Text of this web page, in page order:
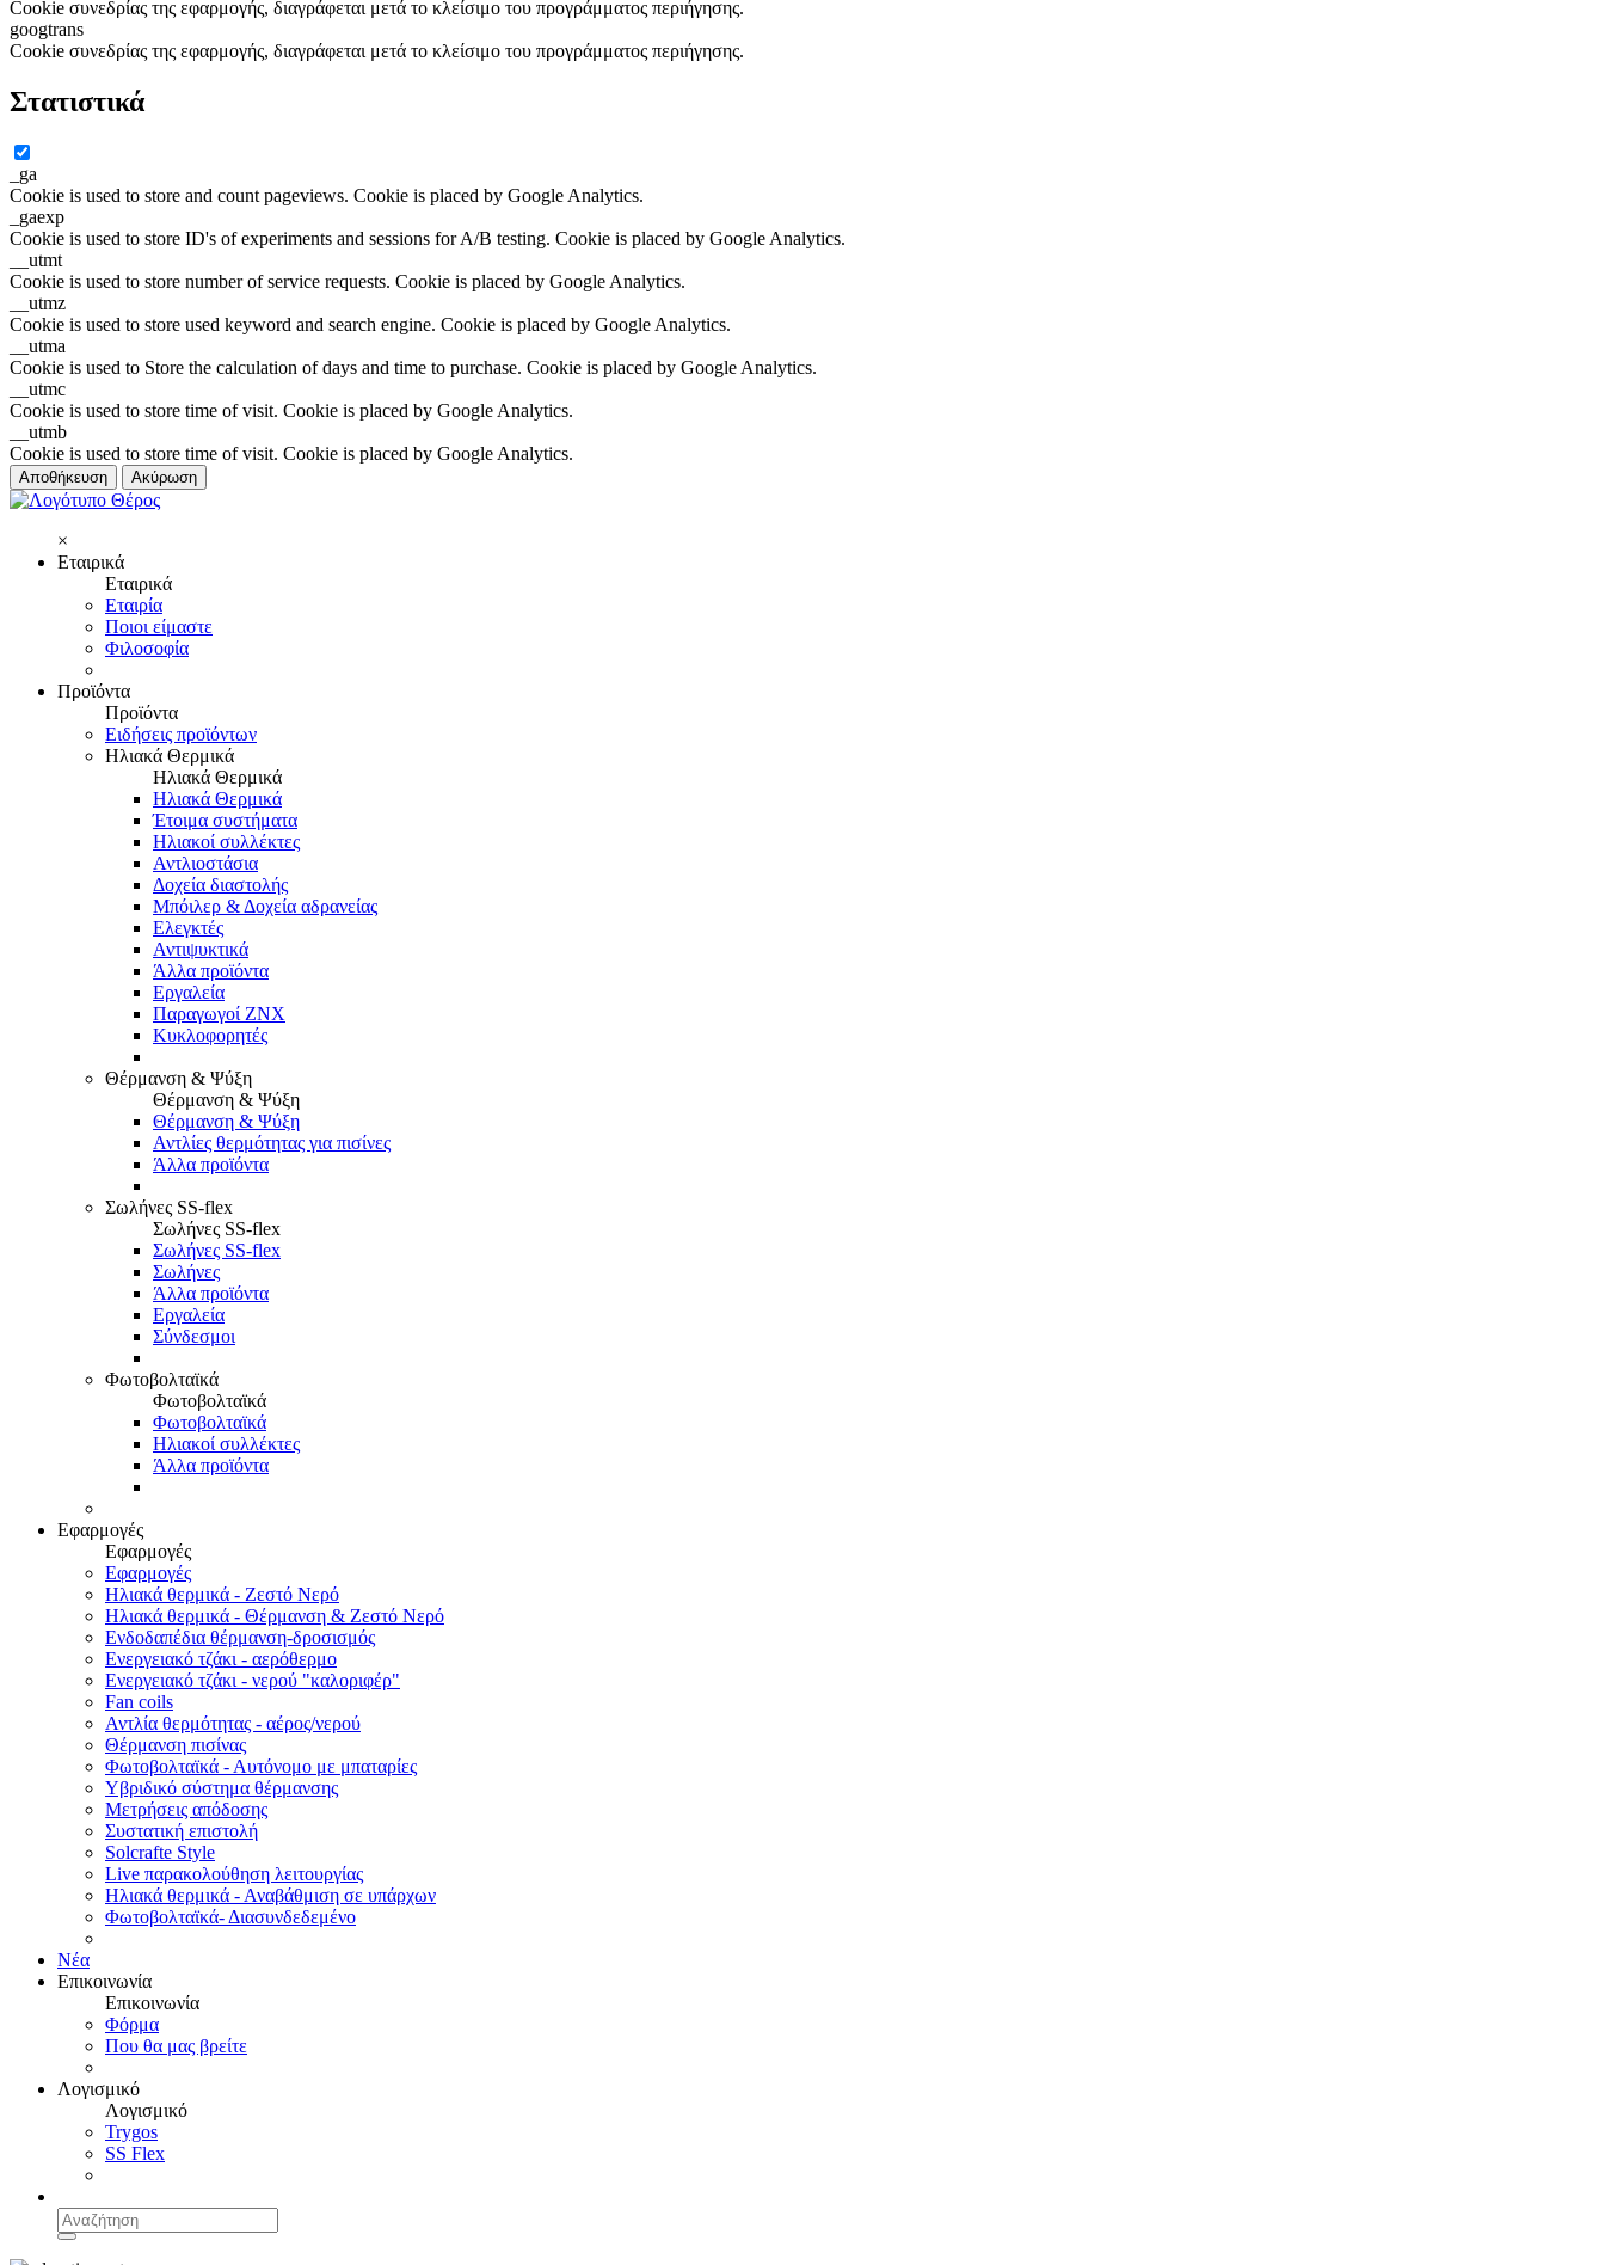
Cookie συνεδρίας της εφαρμογής, διαγράφεται μετά το κλείσιμο του προγράμματος περιήγησης.
googtrans
Cookie συνεδρίας της εφαρμογής, διαγράφεται μετά το κλείσιμο του προγράμματος περιήγησης.
Στατιστικά
_ga
Cookie is used to store and count pageviews. Cookie is placed by Google Analytics.
_gaexp
Cookie is used to store ID's of experiments and sessions for A/B testing. Cookie is placed by Google Analytics.
__utmt
Cookie is used to store number of service requests. Cookie is placed by Google Analytics.
__utmz
Cookie is used to store used keyword and search engine. Cookie is placed by Google Analytics.
__utma
Cookie is used to Store the calculation of days and time to purchase. Cookie is placed by Google Analytics.
__utmc
Cookie is used to store time of visit. Cookie is placed by Google Analytics.
__utmb
Cookie is used to store time of visit. Cookie is placed by Google Analytics.
Αποθήκευση Ακύρωση
×
Εταιρικά
Εταιρικά
Εταιρία
Ποιοι είμαστε
Φιλοσοφία
Προϊόντα
Προϊόντα
Ειδήσεις προϊόντων
Ηλιακά Θερμικά
Ηλιακά Θερμικά
Ηλιακά Θερμικά
Έτοιμα συστήματα
Ηλιακοί συλλέκτες
Αντλιοστάσια
Δοχεία διαστολής
Μπόιλερ & Δοχεία αδρανείας
Ελεγκτές
Αντιψυκτικά
Άλλα προϊόντα
Εργαλεία
Παραγωγοί ΖΝΧ
Κυκλοφορητές
Θέρμανση & Ψύξη
Θέρμανση & Ψύξη
Θέρμανση & Ψύξη
Αντλίες θερμότητας για πισίνες
Άλλα προϊόντα
Σωλήνες SS-flex
Σωλήνες SS-flex
Σωλήνες SS-flex
Σωλήνες
Άλλα προϊόντα
Εργαλεία
Σύνδεσμοι
Φωτοβολταϊκά
Φωτοβολταϊκά
Φωτοβολταϊκά
Ηλιακοί συλλέκτες
Άλλα προϊόντα
Εφαρμογές
Εφαρμογές
Εφαρμογές
Ηλιακά θερμικά - Ζεστό Νερό
Ηλιακά θερμικά - Θέρμανση & Ζεστό Νερό
Ενδοδαπέδια θέρμανση-δροσισμός
Ενεργειακό τζάκι - αερόθερμο
Ενεργειακό τζάκι - νερού "καλοριφέρ"
Fan coils
Αντλία θερμότητας - αέρος/νερού
Θέρμανση πισίνας
Φωτοβολταϊκά - Αυτόνομο με μπαταρίες
Υβριδικό σύστημα θέρμανσης
Μετρήσεις απόδοσης
Συστατική επιστολή
Solcrafte Style
Live παρακολούθηση λειτουργίας
Ηλιακά θερμικά - Αναβάθμιση σε υπάρχων
Φωτοβολταϊκά- Διασυνδεδεμένο
Νέα
Επικοινωνία
Επικοινωνία
Φόρμα
Που θα μας βρείτε
Λογισμικό
Λογισμικό
Trygos
SS Flex